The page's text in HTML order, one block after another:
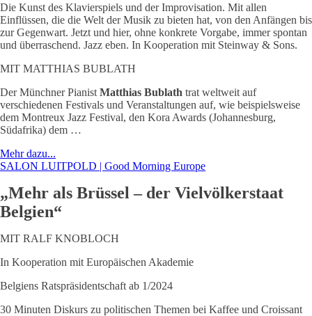
Die Kunst des Klavierspiels und der Improvisation. Mit allen
Einflüssen, die die Welt der Musik zu bieten hat, von den Anfängen bis
zur Gegenwart. Jetzt und hier, ohne konkrete Vorgabe, immer spontan
und überraschend. Jazz eben. In Kooperation mit Steinway & Sons.
MIT MATTHIAS BUBLATH
Der Münchner Pianist Matthias Bublath trat weltweit auf
verschiedenen Festivals und Veranstaltungen auf, wie beispielsweise
dem Montreux Jazz Festival, den Kora Awards (Johannesburg,
Südafrika) dem …
Mehr dazu...
SALON LUITPOLD | Good Morning Europe
„Mehr als Brüssel – der Vielvölkerstaat
Belgien“
MIT RALF KNOBLOCH
In Kooperation mit Europäischen Akademie
Belgiens Ratspräsidentschaft ab 1/2024
30 Minuten Diskurs zu politischen Themen bei Kaffee und Croissant